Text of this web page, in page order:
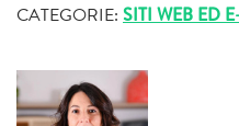
CATEGORIE: SITI WEB ED